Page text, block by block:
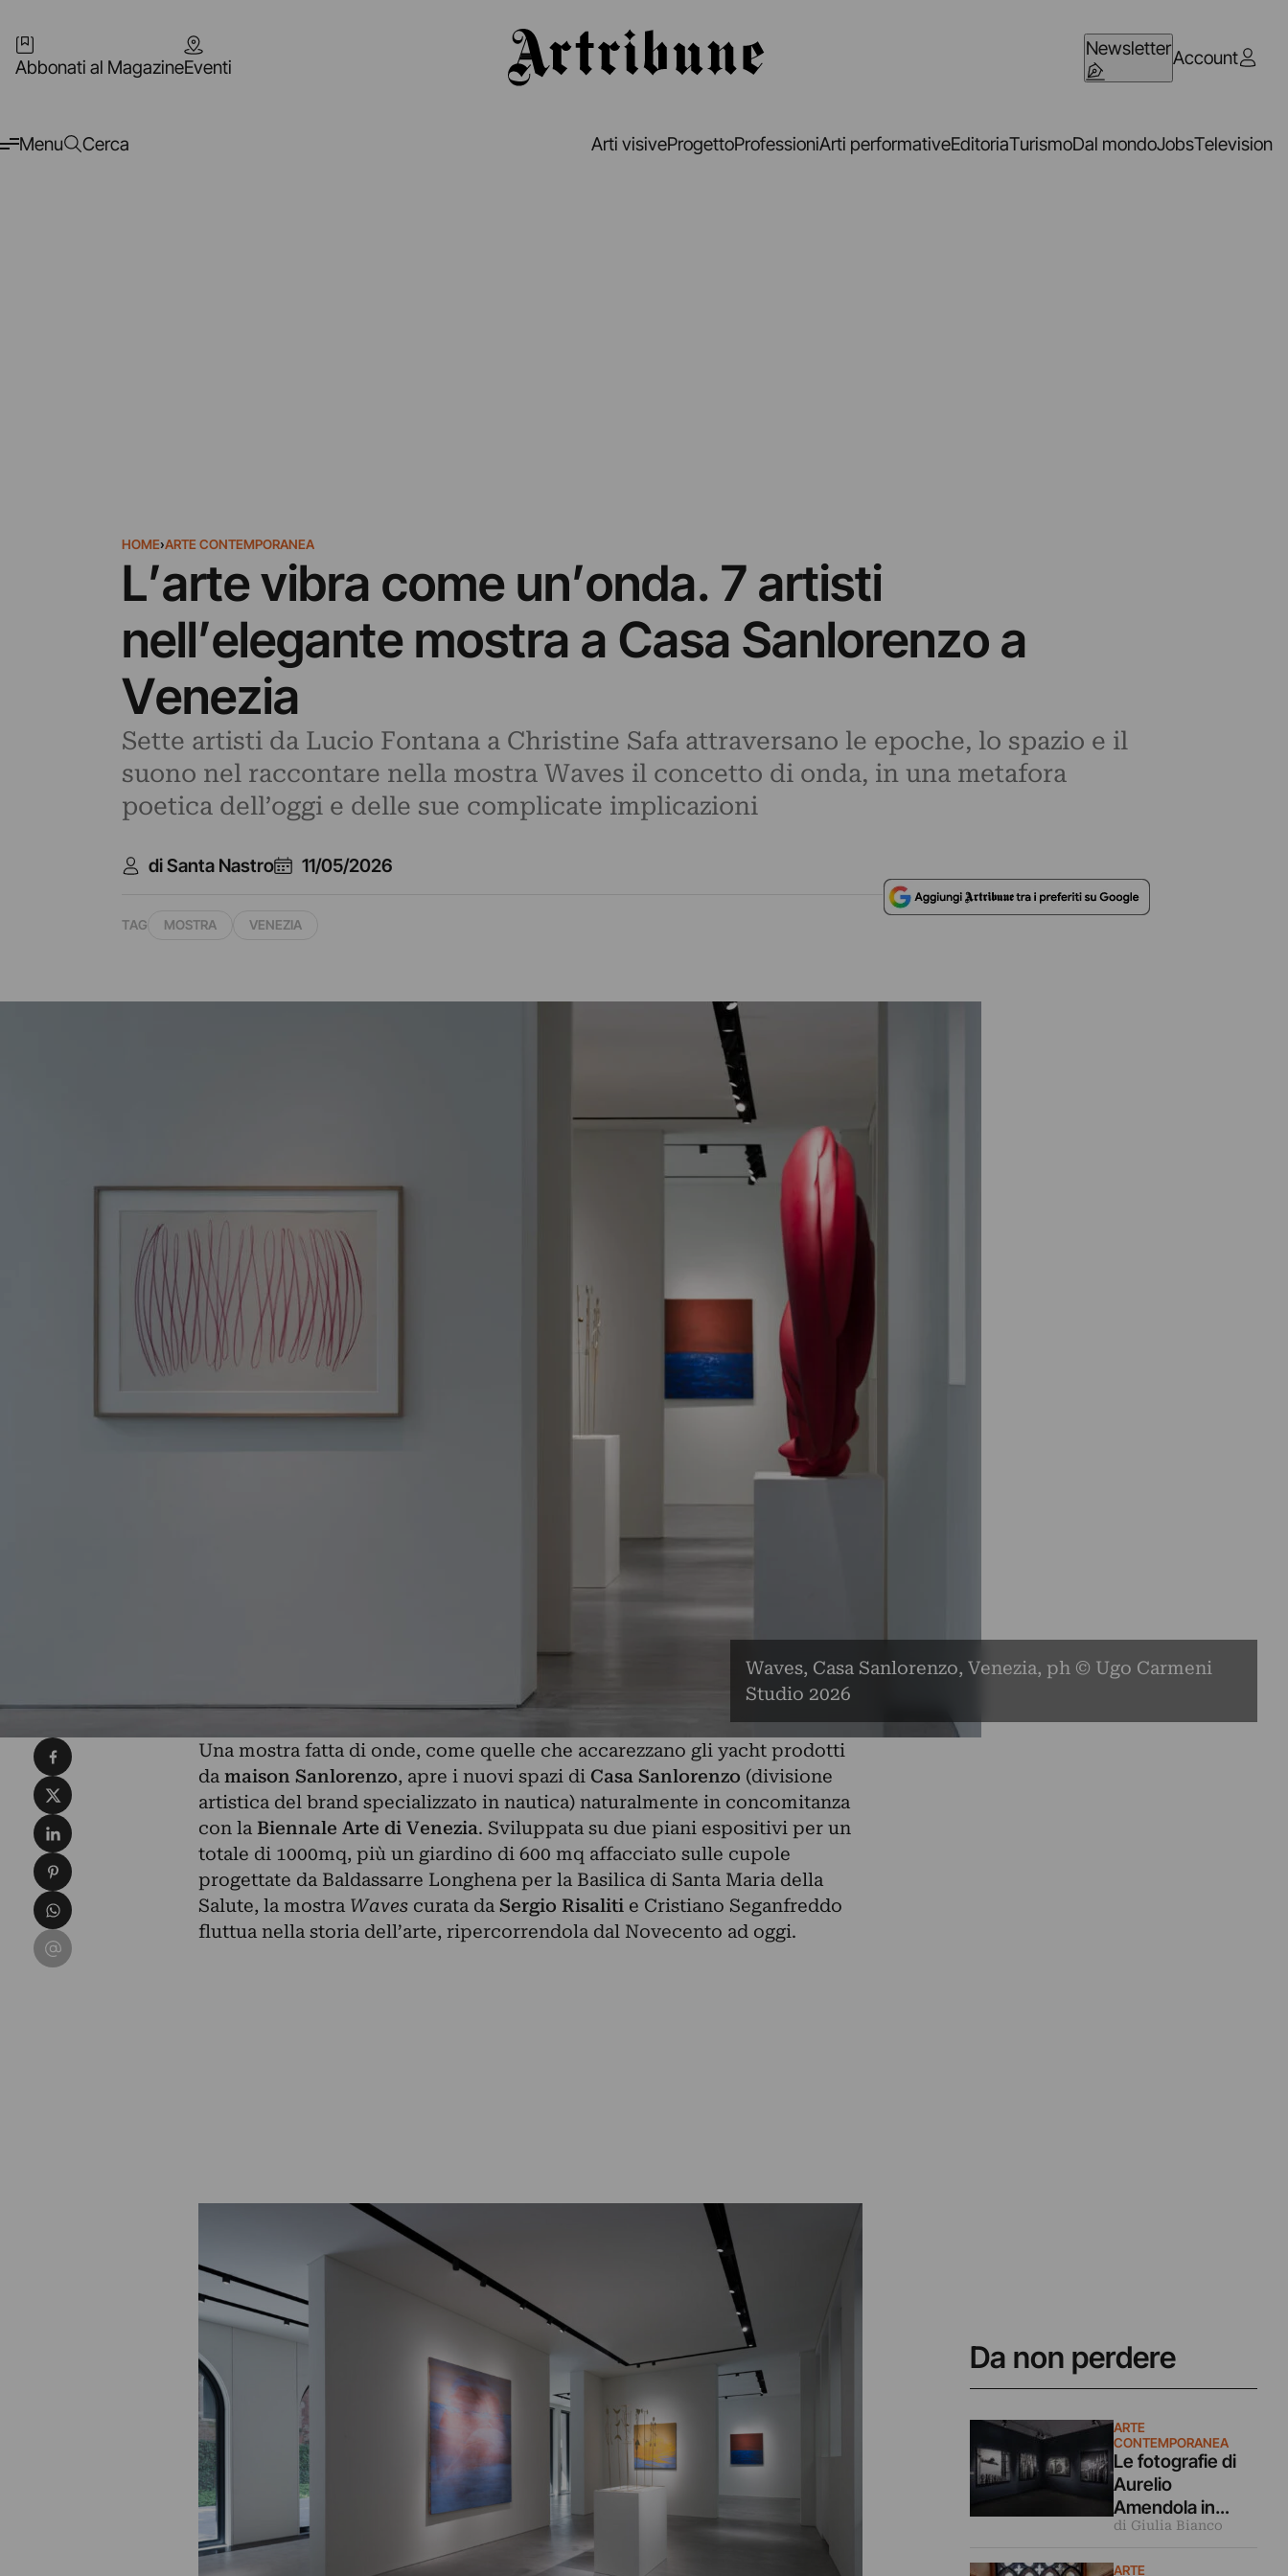
Abbonati al MagazineEventi
NewsletterAccount
Menu Cerca Arti visiveProgettoProfessioniArti performativeEditoriaTurismoDal mondoJobsTelevision
HOME›ARTE CONTEMPORANEA
L’arte vibra come un’onda. 7 artisti
nell’elegante mostra a Casa Sanlorenzo a
Venezia
Sette artisti da Lucio Fontana a Christine Safa attraversano le epoche, lo spazio e il
suono nel raccontare nella mostra Waves il concetto di onda, in una metafora
poetica dell’oggi e delle sue complicate implicazioni
di Santa Nastro 11/05/2026
TAG MOSTRA VENEZIA
Waves, Casa Sanlorenzo, Venezia, ph © Ugo Carmeni
Studio 2026
Una mostra fatta di onde, come quelle che accarezzano gli yacht prodotti
da maison Sanlorenzo, apre i nuovi spazi di Casa Sanlorenzo (divisione
artistica del brand specializzato in nautica) naturalmente in concomitanza
con la Biennale Arte di Venezia. Sviluppata su due piani espositivi per un
totale di 1000mq, più un giardino di 600 mq affacciato sulle cupole
progettate da Baldassarre Longhena per la Basilica di Santa Maria della
Salute, la mostra Wavescurata da Sergio Risaliti e Cristiano Seganfreddo
fluttua nella storia dell’arte, ripercorrendola dal Novecento ad oggi.
Da non perdere
ARTE
CONTEMPORANEA
Le fotografie di
Aurelio
Amendola in
dialogo coi
di Giulia Bianco
ARTE
Condividi su Facebook
Condividi su X
Condividi su LinkedIn
Condividi su Pinterest
Condividi su WhatsApp
Condividi su Email